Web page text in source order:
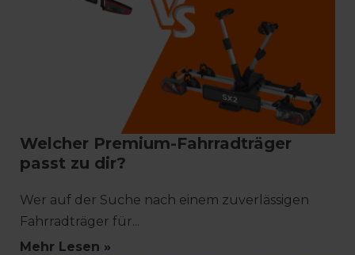
Welcher Premium-Fahrradträger
passt zu dir?
Wer auf der Suche nach einem zuverlässigen
Fahrradträger für...
Mehr Lesen »